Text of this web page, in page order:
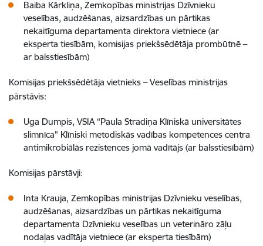
Baiba Kārkliņa, Zemkopības ministrijas Dzīvnieku
veselības, audzēšanas, aizsardzības un pārtikas
nekaitīguma departamenta direktora vietniece (ar
eksperta tiesībām, komisijas priekšsēdētāja prombūtnē –
ar balsstiesībām)
Komisijas priekšsēdētāja vietnieks – Veselības ministrijas
pārstāvis:
Uga Dumpis, VSIA “Paula Stradiņa Klīniskā universitātes
slimnīca” Klīniski metodiskās vadības kompetences centra
antimikrobiālās rezistences jomā vadītājs (ar balsstiesībām)
Komisijas pārstāvji:
Inta Krauja, Zemkopības ministrijas Dzīvnieku veselības,
audzēšanas, aizsardzības un pārtikas nekaitīguma
departamenta Dzīvnieku veselības un veterināro zāļu
nodaļas vadītāja vietniece (ar eksperta tiesībām)